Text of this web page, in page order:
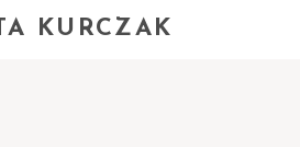
KURCZAK